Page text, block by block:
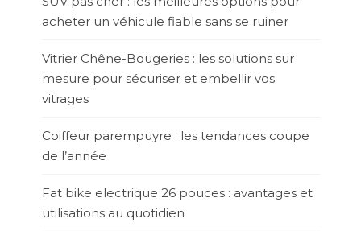
acheter un véhicule fiable sans se ruiner
Vitrier Chêne-Bougeries : les solutions sur
mesure pour sécuriser et embellir vos
vitrages
Coiffeur parempuyre : les tendances coupe
de l’année
Fat bike electrique 26 pouces : avantages et
utilisations au quotidien